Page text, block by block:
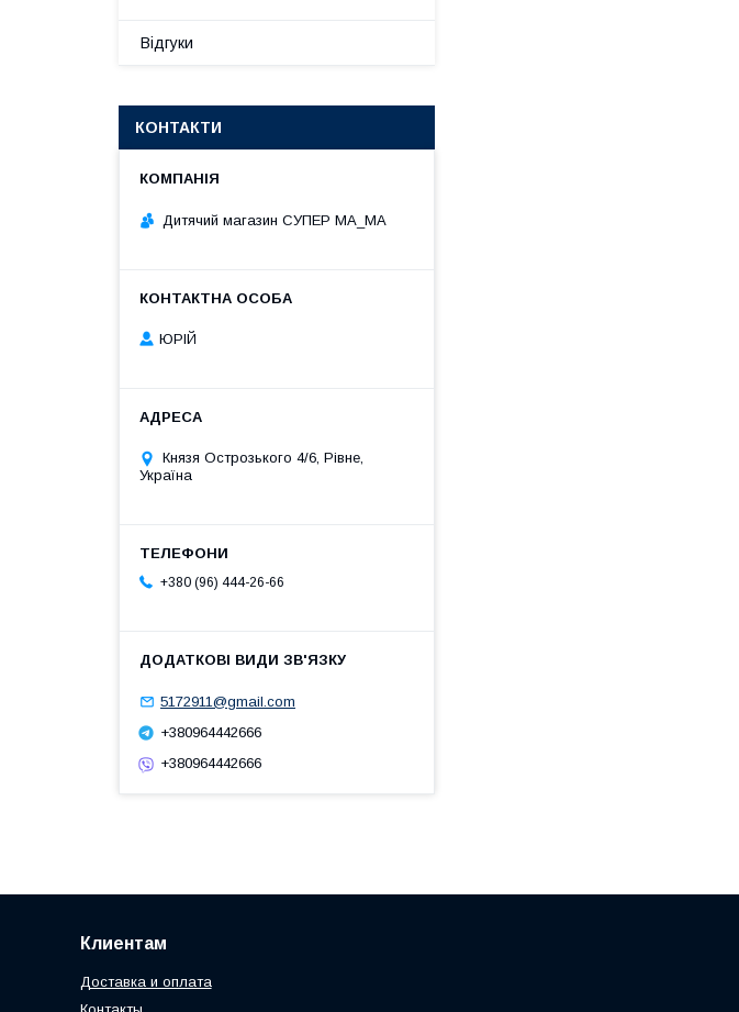
Відгуки
КОНТАКТИ
Дитячий магазин СУПЕР МА_МА
ЮРІЙ
Князя Острозького 4/6, Рівне,
Україна
+380 (96) 444-26-66
5172911@gmail.com
+380964442666
+380964442666
Клиентам
Доставка и оплата